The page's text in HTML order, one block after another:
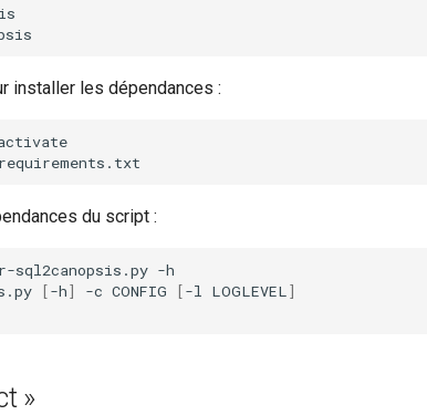
installer les dépendances :
du script :
sql2canopsis.py -h
[-h] -c CONFIG [-l LOGLEVEL ]
»